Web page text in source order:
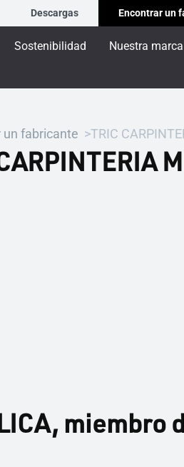
Descargas Encontrar un
Sostenibilidad Nuestra marca
un fabricante TRIC
miembro